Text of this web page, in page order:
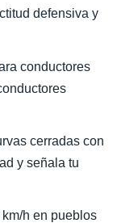
defensiva y
conductores
cerradas con
y señala tu
h en pueblos